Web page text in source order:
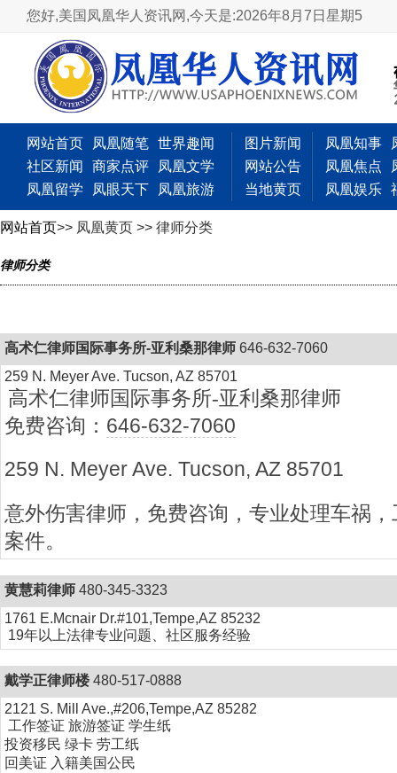
您好,美国凤凰华人资讯网,今天是:2026年8月7日星期5
网站首页 凤凰随笔 世界趣闻
社区新闻
商家点评
凤凰文学
凤凰留学
凤眼天下 凤凰旅游
图片新闻
网站公告
当地黄页
凤凰知事
凤凰焦点
凤凰娱乐
网站首页>> 凤凰黄页 >> 律师分类
律师分类
高术仁律师国际事务所-亚利桑那律师 646-632-7060
259 N. Meyer Ave. Tucson, AZ 85701
高术仁律师国际事务所-亚利桑那律师
免费咨询： 646-632-7060
259 N. Meyer Ave. Tucson, AZ 85701
意外伤害律师，免费咨询，专业处理车祸
案件。
黄慧莉律师 480-345-3323
1761 E.Mcnair Dr.#101,Tempe,AZ 85232
19年以上法律专业问题、社区服务经验
戴学正律师楼 480-517-0888
2121 S. Mill Ave.,#206,Tempe,AZ 85282
工作签证 旅游签证 学生纸
投资移民 绿卡 劳工纸
回美证 入籍美国公民